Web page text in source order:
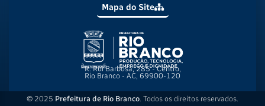
Mapa do Site
R. Rui Barbosa, 285 - Centro,
Rio Branco - AC, 69900-120
© 2025 Prefeitura de Rio Branco . Todos os direitos reservados.